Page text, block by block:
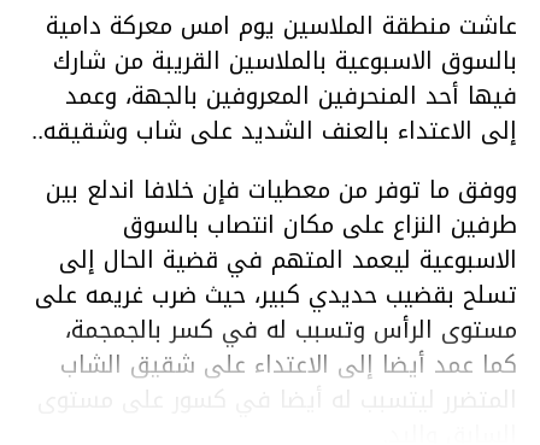
عاشت منطقة الملاسين يوم امس معركة دامية
بالسوق الاسبوعية بالملاسين القريبة من شارك
فيها أحد المنحرفين المعروفين بالجهة، وعمد
إلى الاعتداء بالعنف الشديد على شاب وشقيقه..
ووفق ما توفر من معطيات فإن خلافا اندلع بين
طرفين النزاع على مكان انتصاب بالسوق
الاسبوعية ليعمد المتهم في قضية الحال إلى
تسلح بقضيب حديدي كبير، حيث ضرب غريمه على
مستوى الرأس وتسبب له في كسر بالجمجمة،
كما عمد أيضا إلى الاعتداء على شقيق الشاب
المتضرر ليتسبب له أيضا في كسور على مستوى